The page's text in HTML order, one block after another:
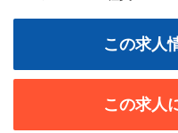
この求人
この求人